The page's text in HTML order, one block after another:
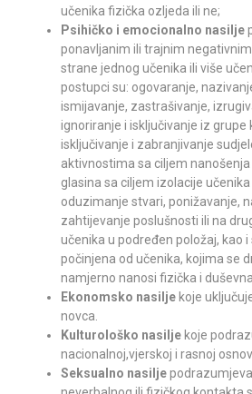
učenika fizička ozljeda ili ne;
Psihičko i emocionalno nasilje
ponavljanim ili trajnim
strane jednog učenika ili više
postupci su: ogovaranje,
ismijavanje, zastrašivanje,
ignoriranje i isključivanje iz grupe
isključivanje i zabranjivanje
aktivnostima sa ciljem
glasina sa ciljem izolacije
oduzimanje stvari, ponižavanje,
zahtijevanje poslušnosti ili na
učenika u podređen položaj, kao
počinjena od učenika, kojima se
namjerno nanosi fizička i
Ekonomsko nasilje koje
novca.
Kulturološko nasilje koje
nacionalnoj,vjerskoj i rasnoj
Seksualno nasilje